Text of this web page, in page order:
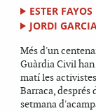
ESTER FAYOS
JORDI
Més d'un
Guàrdia Civil
matí les
Barraca, després
setmana